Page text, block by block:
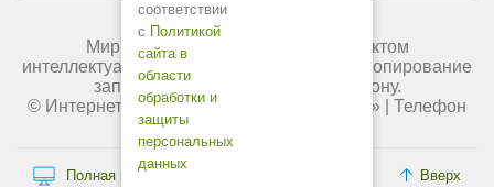
Мир мебели России является объектом
интеллектуальной собственности. Любое копирование
запрещено и преследуется по закону.
© Интернет-магазин « Мир мебели России
» | Телефон
+7 (495) 227-84-45.
соответствии
с Политикой
сайта в
области
обработки и
защиты
персональных
данных
Вверх
Полная версия сайта